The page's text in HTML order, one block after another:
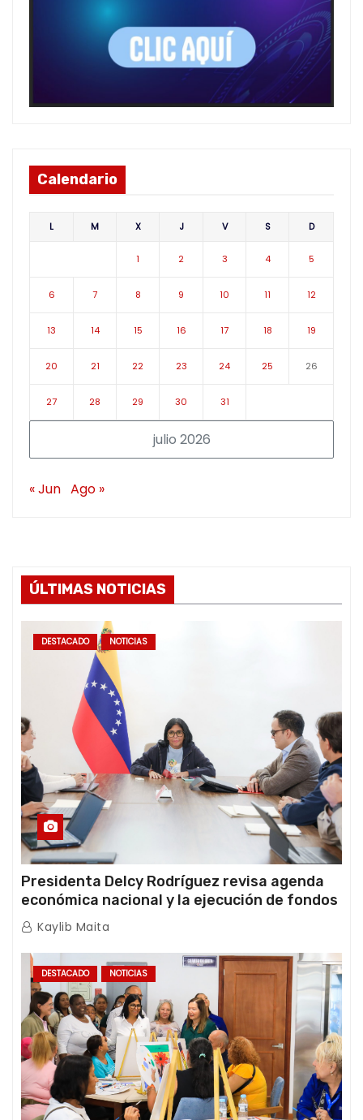
Calendario
julio 2026
L M X J V S D
1 2 3 4 5
6 7 8 9 10 11 12
13 14 15 16 17 18 19
20 21 22 23 24 25 26
27 28 29 30 31
« Jun Ago »
ÚLTIMAS NOTICIAS
DESTACADO NOTICIAS
Presidenta Delcy Rodríguez revisa agenda
económica nacional y la ejecución de fondos
de emergencia post-sismos
Kaylib Maita
DESTACADO NOTICIAS